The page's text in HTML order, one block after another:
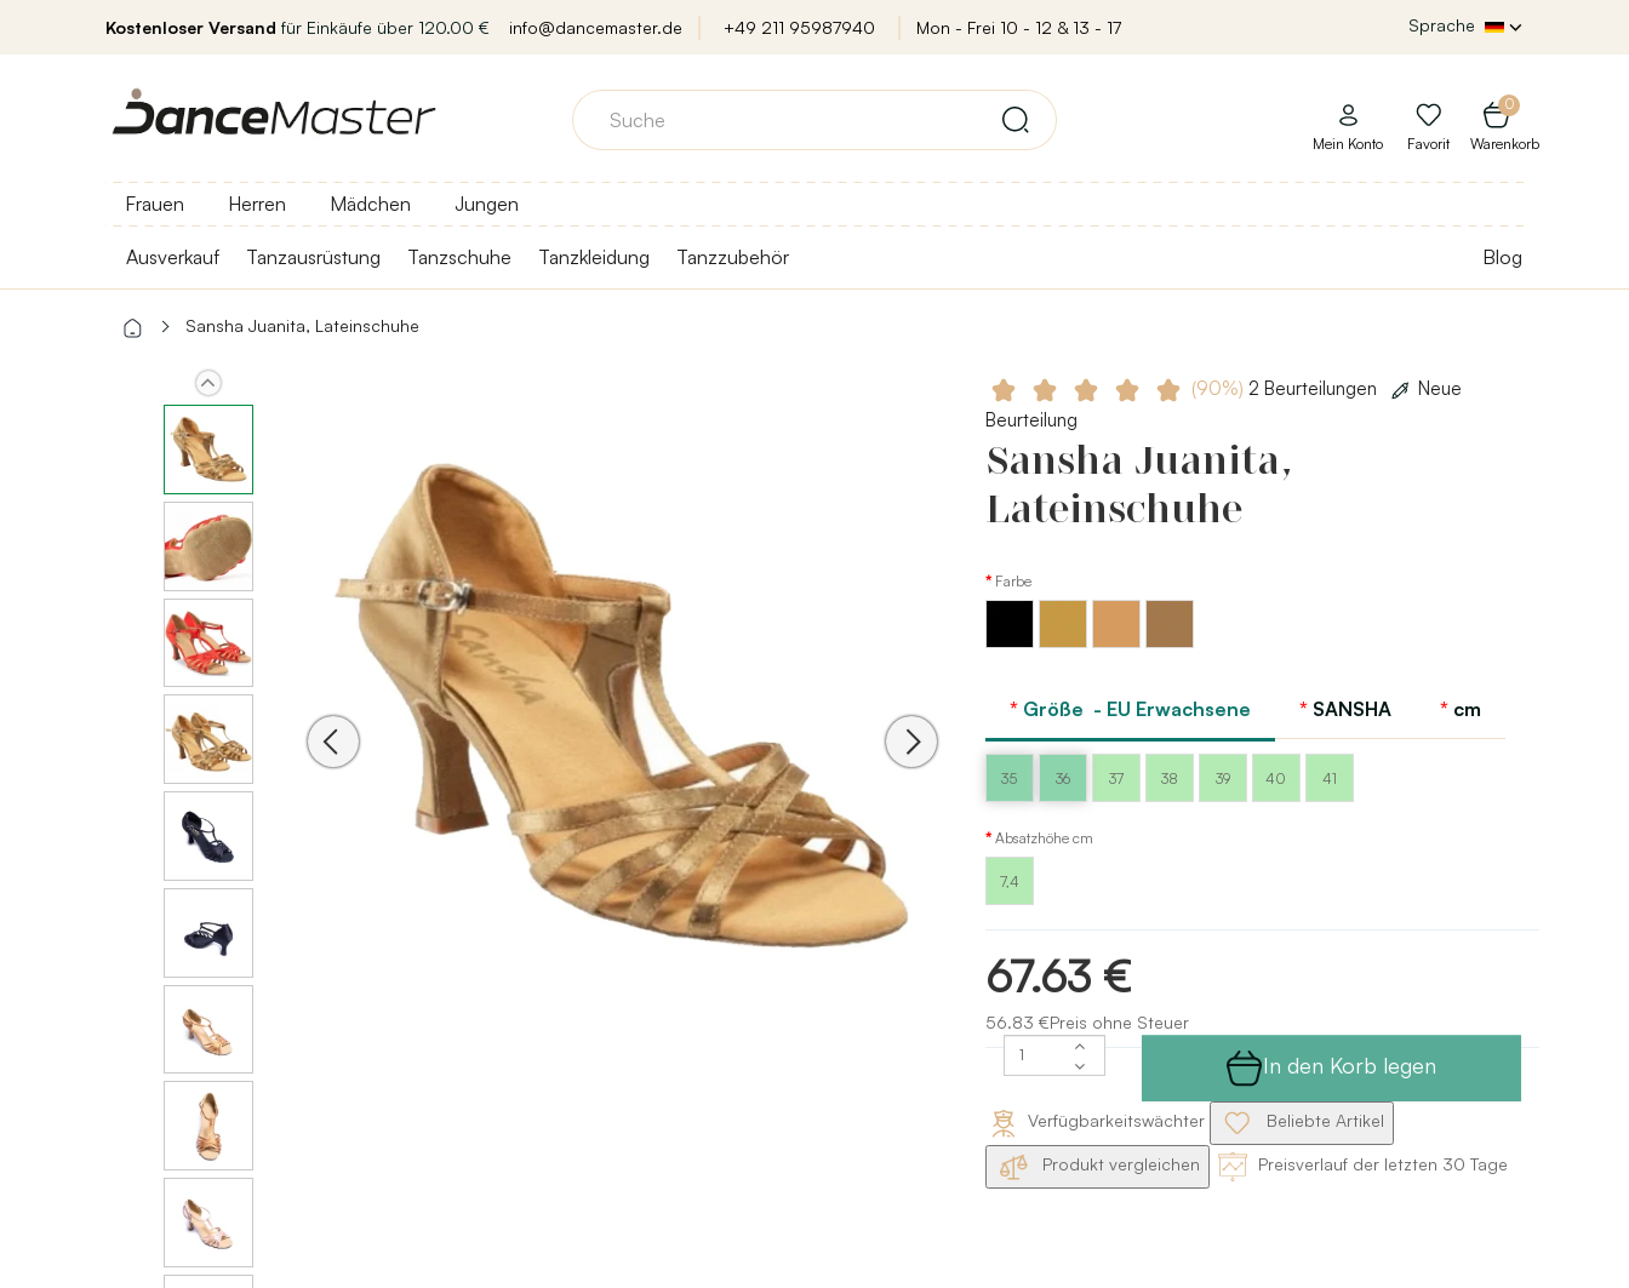
Kostenloser Versand für Einkäufe über 120.00 € info@dancemaster.de +49 211 95987940 Mon - Frei 10 - 12 & 13 - 17 Sprache
0
Warenkorb
Mein Konto Favorit
Frauen Herren Mädchen Jungen
Ausverkauf Tanzausrüstung Tanzschuhe Tanzkleidung Tanzzubehör Blog
Sansha Juanita, Lateinschuhe
(90%) 2 Beurteilungen
Neue
Beurteilung
Sansha Juanita,
Lateinschuhe
Farbe
Sansha
Größe - EU Erwachsene SANSHA cm
35 36 37 38 39 40 41
Absatzhöhe cm
7,4
67.63 €
56.83 €Preis ohne Steuer
In den Korb legen
Verfügbarkeitswächter Beliebte Artikel
Produkt vergleichen Preisverlauf der letzten 30 Tage